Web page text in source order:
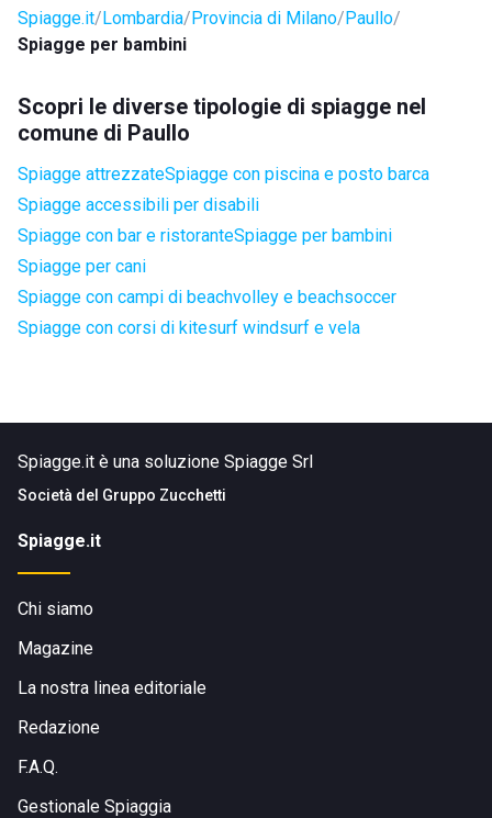
Spiagge.it Lombardia Provincia di Milano Paullo
Spiagge per bambini
Scopri le diverse tipologie di spiagge nel
comune di Paullo
Spiagge attrezzateSpiagge con piscina e posto barca
Spiagge accessibili per disabili
Spiagge con bar e ristoranteSpiagge per bambini
Spiagge per cani
Spiagge con campi di beachvolley e beachsoccer
Spiagge con corsi di kitesurf windsurf e vela
Spiagge.it è una soluzione Spiagge Srl
Società del Gruppo Zucchetti
Spiagge.it
Chi siamo
Magazine
La nostra linea editoriale
Redazione
F.A.Q.
Gestionale Spiaggia